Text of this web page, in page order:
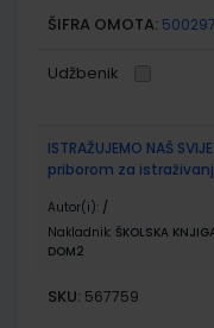
ŠIFRA OMOTA: 500297
Udžbenik
ISTRAŽUJEMO NAŠ
priborom za
Autor(i): /
Nakladnik: ŠKOLSKA
DOM2
SKU: 567759